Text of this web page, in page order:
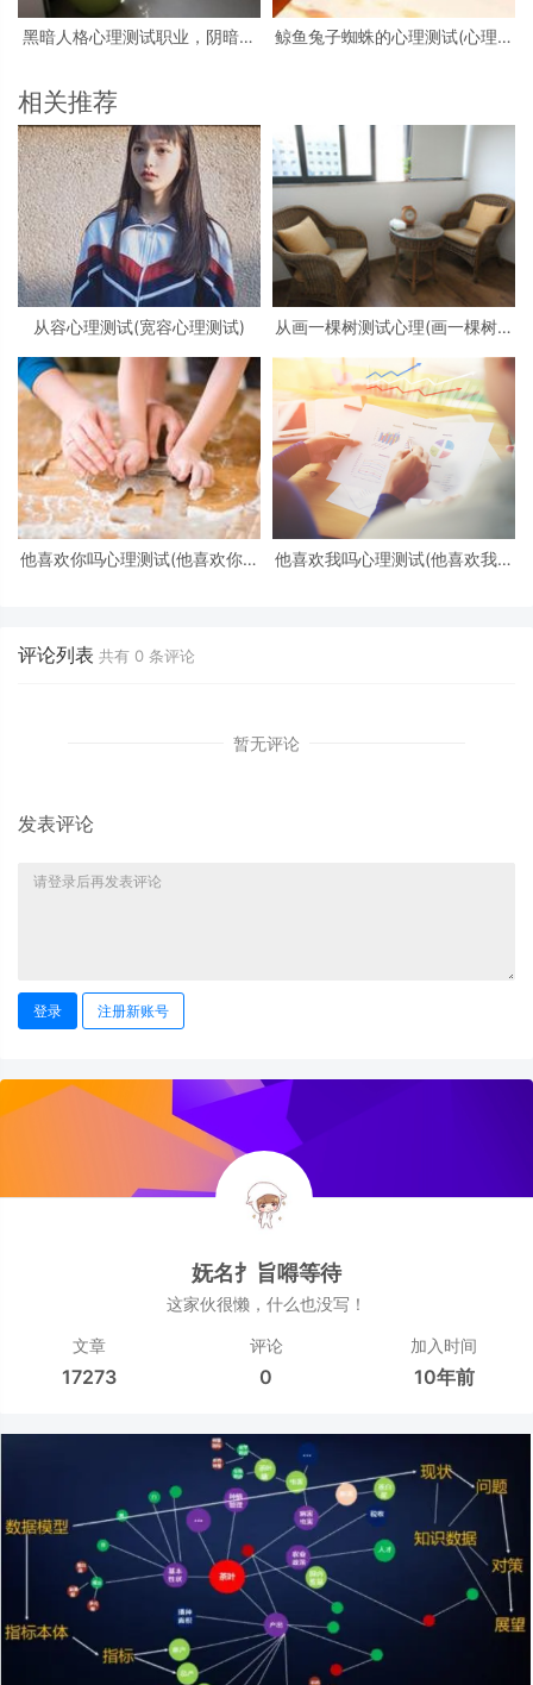
黑暗人格心理测试职业，阴暗人
鲸鱼兔子蜘蛛的心理测试(心理测
相关推荐
从容心理测试(宽容心理测试)
从画一棵树测试心理(画一棵树怎
他喜欢你吗心理测试(他喜欢你吗
他喜欢我吗心理测试(他喜欢我吗
评论列表 共有 0 条评论
暂无评论
发表评论
登录 注册新账号
妩名扌旨嘚等待
这家伙很懒，什么也没写！
文章
17273
评论
0
加入时间
10年前